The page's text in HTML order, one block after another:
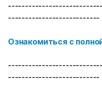
---------------------------
Ознакомиться с
---------------------------